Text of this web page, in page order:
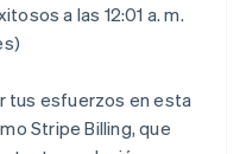
a las 12:01 a. m.
tus esfuerzos en esta
Stripe Billing, que